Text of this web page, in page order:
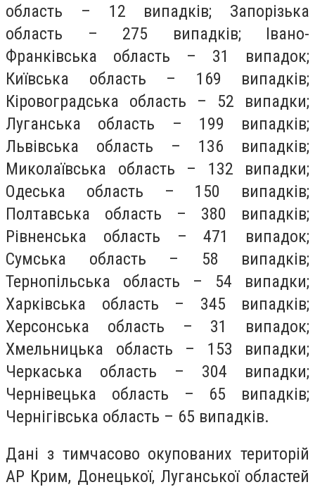
область – 12 випадків; Запорізька
область – 275 випадків; Івано-
Франківська область – 31 випадок;
Київська область – 169 випадків;
Кіровоградська область – 52 випадки;
Луганська область – 199 випадків;
Львівська область – 136 випадків;
Миколаївська область – 132 випадки;
Одеська область – 150 випадків;
Полтавська область – 380 випадків;
Рівненська область – 471 випадок;
Сумська область – 58 випадків;
Тернопільська область – 54 випадки;
Харківська область – 345 випадків;
Херсонська область – 31 випадок;
Хмельницька область – 153 випадки;
Черкаська область – 304 випадки;
Чернівецька область – 65 випадків;
Чернігівська область – 65 випадків.
Дані з тимчасово окупованих територій
АР Крим, Донецької, Луганської областей